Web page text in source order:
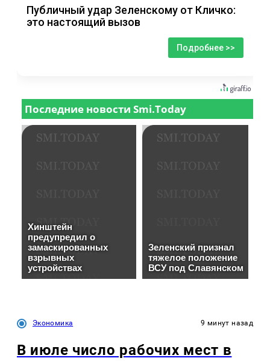
Публичный удар Зеленскому от Кличко:
это настоящий вызов
Подробнее >>
Экономика 9 минут назад
В июле число рабочих мест в